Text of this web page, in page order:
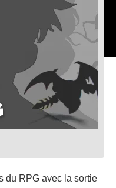
du RPG avec la sortie